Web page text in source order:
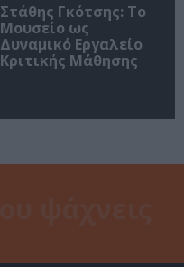
Στάθης Γκότσης: Το
Μουσείο ως
Δυναμικό Εργαλείο
Κριτικής Μάθησης